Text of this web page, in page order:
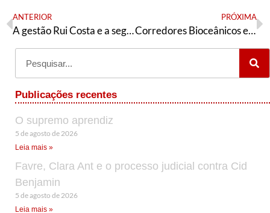
ANTERIOR
A gestão Rui Costa e a segurança pública
PRÓXIMA
Corredores Bioceânicos e as Novas Rotas do Atlântico Negro
Publicações recentes
O supremo aprendiz
5 de agosto de 2026
Leia mais »
Favre, Clara Ant e o processo judicial contra Cid
Benjamin
5 de agosto de 2026
Leia mais »